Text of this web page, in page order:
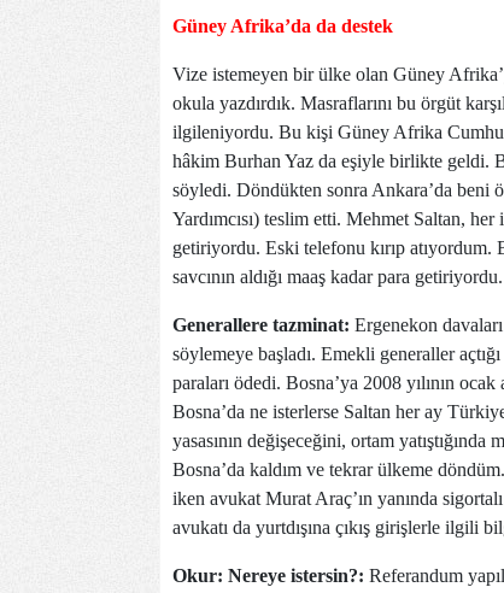
Güney Afrika’da da destek
Vize istemeyen bir ülke olan Güney
okula yazdırdık. Masraflarını bu örgüt
ilgileniyordu. Bu kişi Güney Afrika
hâkim Burhan Yaz da eşiyle birlikte geldi.
söyledi. Döndükten sonra Ankara’da beni
Yardımcısı) teslim etti. Mehmet Saltan,
getiriyordu. Eski telefonu kırıp atıyordum.
savcının aldığı maaş kadar para getiriyordu.
Generallere tazminat: Ergenekon davaları
söylemeye başladı. Emekli generaller
paraları ödedi. Bosna’ya 2008 yılının
Bosna’da ne isterlerse Saltan her ay
yasasının değişeceğini, ortam
Bosna’da kaldım ve tekrar ülkeme
iken avukat Murat Araç’ın yanında
avukatı da yurtdışına çıkış girişlerle ilgili
Okur: Nereye istersin?: Referandum